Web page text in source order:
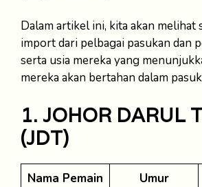
Dalam artikel ini, kita akan melihat
import dari pelbagai pasukan dan
serta usia mereka yang
mereka akan bertahan dalam
1. JOHOR DARUL
(JDT)
Nama Pemain Umur